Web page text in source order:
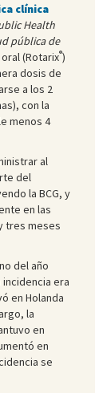
clínica
Health
pública de
(Rotarix®)
dosis de
a los 2
con la
menos 4
al
del
la BCG, y
en las
tres meses
del año
era
en Holanda
la
en
en
se